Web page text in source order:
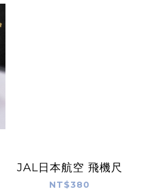
JAL日本航空 飛機尺
NT$380